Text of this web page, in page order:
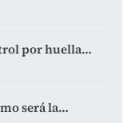
por huella…
será la…